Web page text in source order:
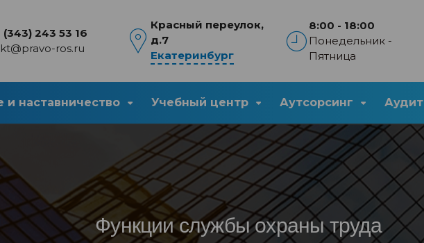
(343) 243 53 16
ros.ru
Красный переулок,
д.7
Екатеринбург
8:00 - 18:00
Понедельник -
Пятница
наставничество Учебный центр Аутсорсинг Аудит
Функции службы охраны труда